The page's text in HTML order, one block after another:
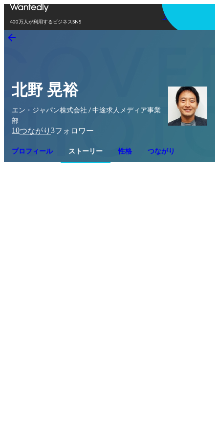
400万人が利用するビジネスSNS
アプリを使う
北野 晃裕
エン・ジャパン株式会社 / 中途求人メディア事業
部
10つながり 3フォロワー
プロフィール ストーリー 性格 つながり